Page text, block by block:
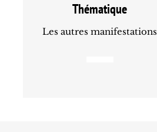
Thématique
Les autres manifestations